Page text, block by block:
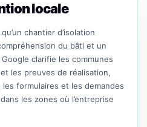
locale
chantier d’isolation
du bâti et un
clarifie les communes
les preuves de réalisation,
formulaires et les demandes
les zones où l’entreprise